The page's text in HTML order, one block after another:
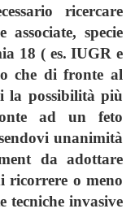
ricercare
associate, specie
18 ( es. IUGR e
che di fronte al
la possibilità più
ad un feto
unanimità
da adottare
ricorrere o meno
tecniche invasive